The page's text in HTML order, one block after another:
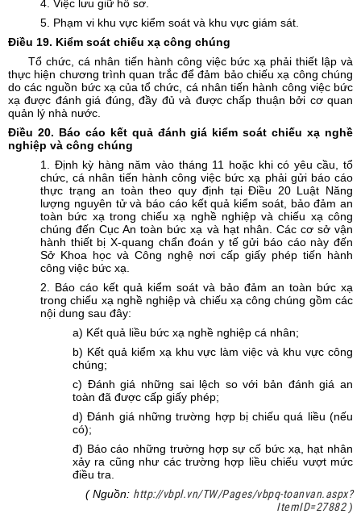
4. Việc lưu giữ hồ sơ.
5. Phạm vi khu vực kiểm soát và khu vực giám sát.
Điều 19. Kiểm soát chiếu xạ công chúng
Tổ chức, cá nhân tiến hành công việc bức xạ phải thiết lập và
thực hiện chương trình quan trắc để đảm bảo chiếu xạ công chúng
do các nguồn bức xạ của tổ chức, cá nhân tiến hành công việc bức
xạ được đánh giá đúng, đầy đủ và được chấp thuận bởi cơ quan
quản lý nhà nước.
Điều 20. Báo cáo kết quả đánh giá kiểm soát chiếu xạ nghề
nghiệp và công chúng
1. Định kỳ hàng năm vào tháng 11 hoặc khi có yêu cầu, tổ
chức, cá nhân tiến hành công việc bức xạ phải gửi báo cáo
thực trạng an toàn theo quy định tại Điều 20 Luật Năng
lượng nguyên tử và báo cáo kết quả kiểm soát, bảo đảm an
toàn bức xạ trong chiếu xạ nghề nghiệp và chiếu xạ công
chúng đến Cục An toàn bức xạ và hạt nhân. Các cơ sở vận
hành thiết bị X-quang chẩn đoán y tế gửi báo cáo này đến
Sở Khoa học và Công nghệ nơi cấp giấy phép tiến hành
công việc bức xạ.
2. Báo cáo kết quả kiểm soát và bảo đảm an toàn bức xạ
trong chiếu xạ nghề nghiệp và chiếu xạ công chúng gồm các
nội dung sau đây:
a) Kết quả liều bức xạ nghề nghiệp cá nhân;
b) Kết quả kiểm xạ khu vực làm việc và khu vực công
chúng;
c) Đánh giá những sai lệch so với bản đánh giá an
toàn đã được cấp giấy phép;
d) Đánh giá những trường hợp bị chiếu quá liều (nếu
có);
đ) Báo cáo những trường hợp sự cố bức xạ, hạt nhân
xảy ra cũng như các trường hợp liều chiếu vượt mức
điều tra.
( Nguồn: http://vbpl.vn/TW/Pages/vbpq-toanvan.aspx?
ItemID=27882)